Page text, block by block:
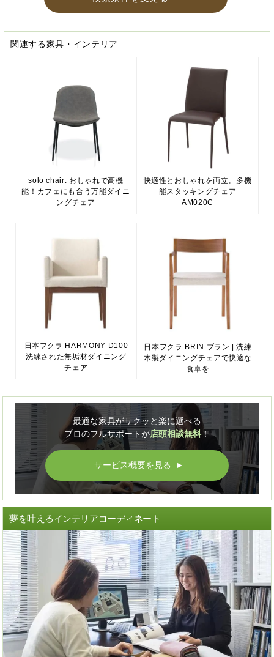
関連する家具・インテリア
solo chair: おしゃれで高機
能！カフェにも合う万能ダイニ
ングチェア
快適性とおしゃれを両立。多機
能スタッキングチェア
AM020C
日本フクラ HARMONY D100
洗練された無垢材ダイニング
チェア
日本フクラ BRIN ブラン | 洗練
木製ダイニングチェアで快適な
食卓を
最適な家具がサクッと楽に選べる
プロのフルサポートが店頭相談無料！
サービス概要を見る ▲
夢を叶えるインテリアコーディネート